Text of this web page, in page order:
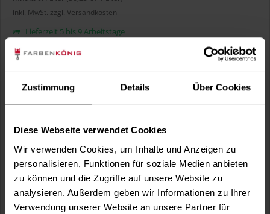
Zustimmung Details Über Cookies
Diese Webseite verwendet Cookies
Wir verwenden Cookies, um Inhalte und Anzeigen zu
personalisieren, Funktionen für soziale Medien anbieten
zu können und die Zugriffe auf unsere Website zu
analysieren. Außerdem geben wir Informationen zu Ihrer
Verwendung unserer Website an unsere Partner für
inkl. MwSt. zzgl. Versandkosten
Lieferzeit 5 bis 9 Arbeitstage
Liter:
Verbrauch berechnen